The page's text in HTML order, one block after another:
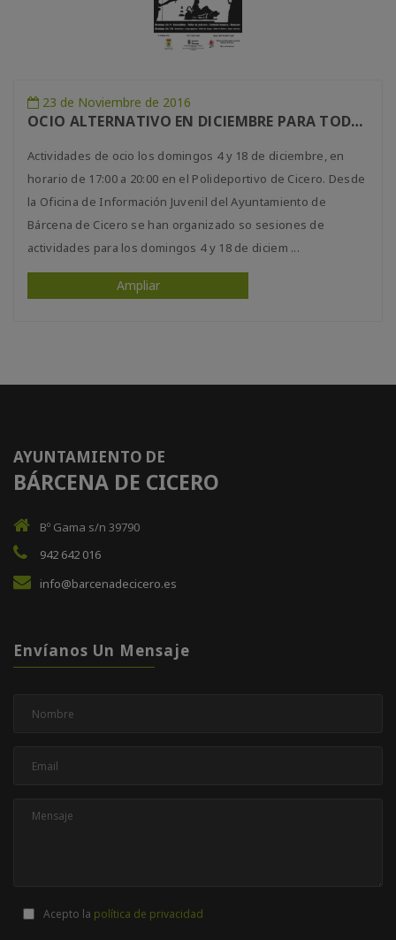
23 de Noviembre de 2016
OCIO ALTERNATIVO EN DICIEMBRE PARA TODAS LAS EDADES
Actividades de ocio los domingos 4 y 18 de diciembre, en
horario de 17:00 a 20:00 en el Polideportivo de Cicero. Desde
la Oficina de Información Juvenil del Ayuntamiento de
Bárcena de Cicero se han organizado so sesiones de
actividades para los domingos 4 y 18 de diciem ...
Ampliar
AYUNTAMIENTO DE
BÁRCENA DE CICERO
Bº Gama s/n 39790
942 642 016
info@barcenadecicero.es
Envíanos Un Mensaje
Acepto la política de privacidad